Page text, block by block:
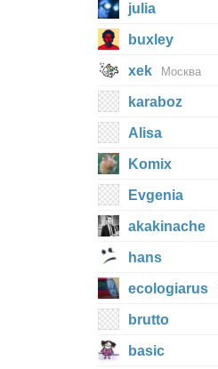
julia
buxley
xek Москва
karaboz
Alisa
Komix
Evgenia
akakinache
hans
ecologiarus
brutto
basic